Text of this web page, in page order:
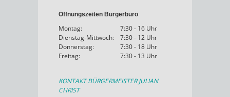
Öffnungszeiten Bürgerbüro
Montag:
7:30 - 16 Uhr
Dienstag-Mittwoch:
7:30 - 12 Uhr
Donnerstag:
7:30 - 18 Uhr
Freitag:
7:30 - 13 Uhr
KONTAKT BÜRGERMEISTER JULIAN
CHRIST